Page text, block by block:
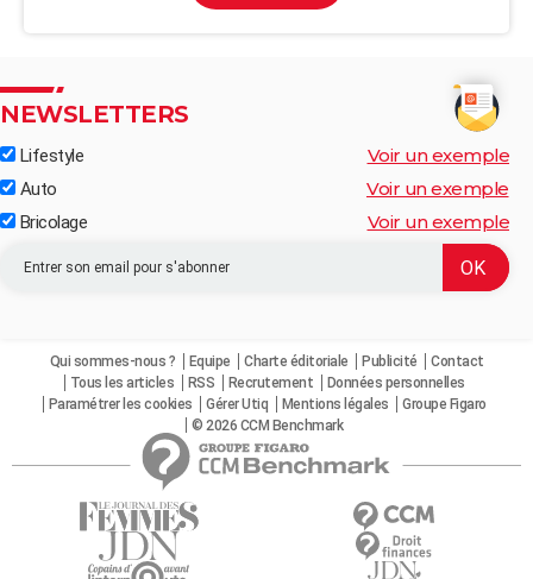
NEWSLETTERS
Lifestyle Voir un exemple
Auto Voir un exemple
Bricolage Voir un exemple
Qui sommes-nous ? Equipe Charte éditoriale Publicité
Contact
Tous les articles
RSS Recrutement
Données personnelles
Paramétrer les cookies
Gérer Utiq Mentions légales
Groupe Figaro
© 2026 CCM Benchmark